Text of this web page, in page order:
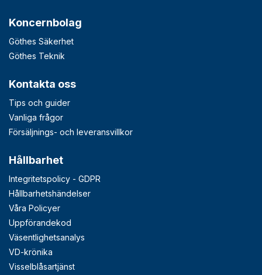
Koncernbolag
Göthes Säkerhet
Göthes Teknik
Kontakta oss
Tips och guider
Vanliga frågor
Försäljnings- och leveransvillkor
Hållbarhet
Integritetspolicy - GDPR
Hållbarhetshändelser
Våra Policyer
Uppförandekod
Väsentlighetsanalys
VD-krönika
Visselblåsartjänst